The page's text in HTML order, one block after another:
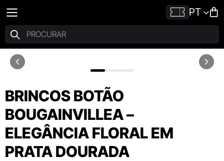
PT
BRINCOS BOTÃO
BOUGAINVILLEA –
ELEGÂNCIA FLORAL EM
PRATA DOURADA